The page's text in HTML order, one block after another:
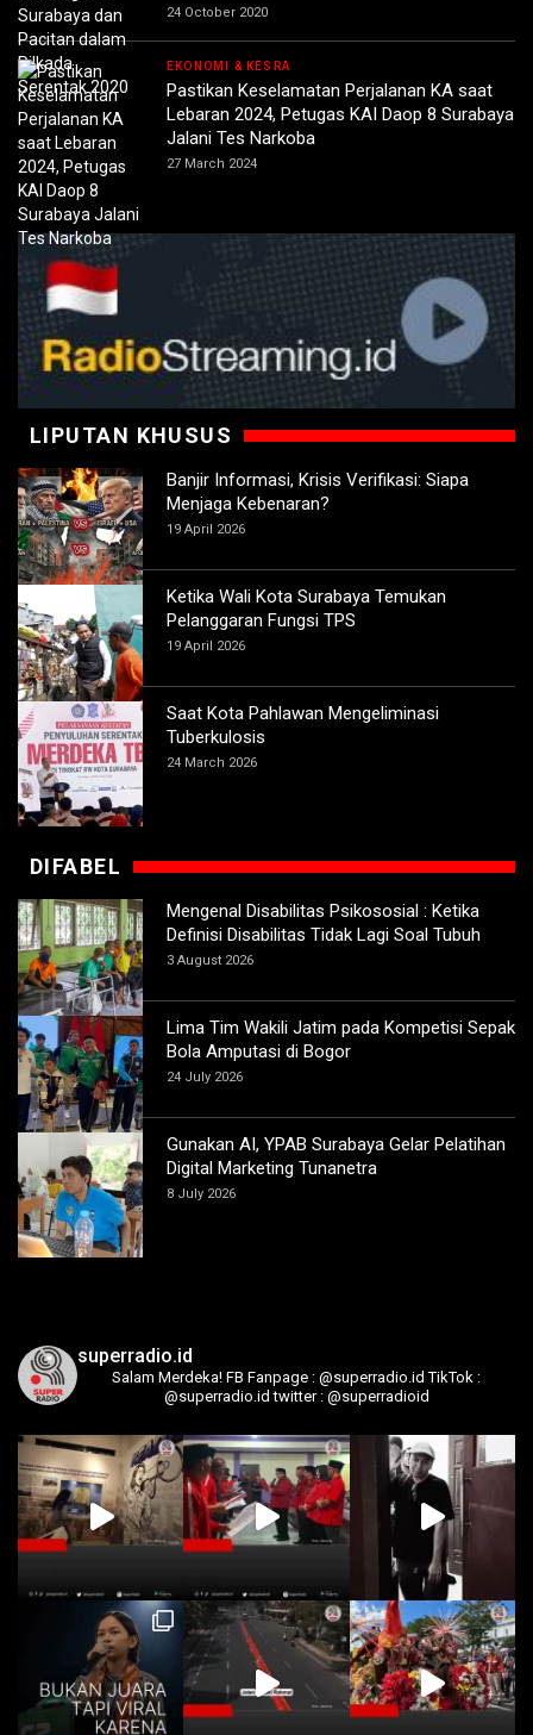
24 October 2020
EKONOMI & KESRA
Pastikan Keselamatan Perjalanan KA saat
Lebaran 2024, Petugas KAI Daop 8 Surabaya
Jalani Tes Narkoba
27 March 2024
LIPUTAN KHUSUS
Banjir Informasi, Krisis Verifikasi: Siapa
Menjaga Kebenaran?
19 April 2026
Ketika Wali Kota Surabaya Temukan
Pelanggaran Fungsi TPS
19 April 2026
Saat Kota Pahlawan Mengeliminasi
Tuberkulosis
24 March 2026
DIFABEL
Mengenal Disabilitas Psikososial : Ketika
Definisi Disabilitas Tidak Lagi Soal Tubuh
3 August 2026
Lima Tim Wakili Jatim pada Kompetisi Sepak
Bola Amputasi di Bogor
24 July 2026
Gunakan AI, YPAB Surabaya Gelar Pelatihan
Digital Marketing Tunanetra
8 July 2026
superradio.id
Salam Merdeka! FB Fanpage : @superradio.id TikTok :
@superradio.id twitter : @superradioid